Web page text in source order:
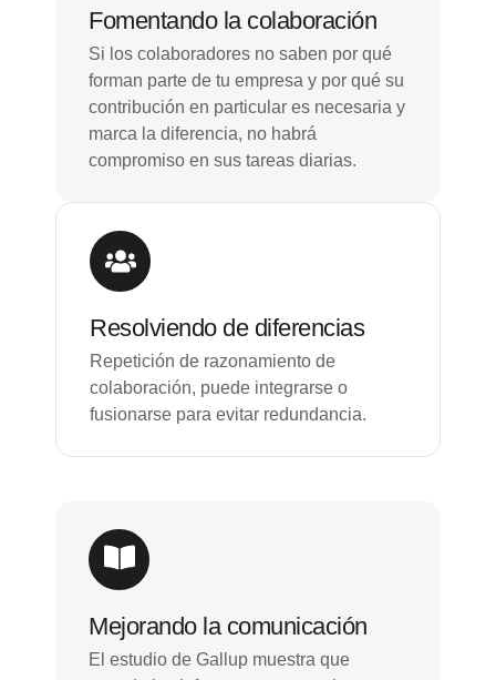
Fomentando la colaboración
Si los colaboradores no saben por qué
forman parte de tu empresa y por qué su
contribución en particular es necesaria y
marca la diferencia, no habrá
compromiso en sus tareas diarias.
Resolviendo de diferencias
Repetición de razonamiento de
colaboración, puede integrarse o
fusionarse para evitar redundancia.
Mejorando la comunicación
El estudio de Gallup muestra que